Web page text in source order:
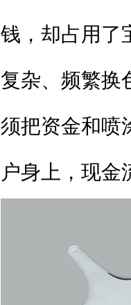
钱，却占用了
复杂、频繁换
须把资金和喷
户身上，现金